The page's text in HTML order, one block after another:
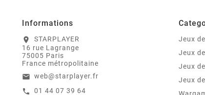
Informations
location_on
STARPLAYER
16 rue Lagrange
75005 Paris
France métropolitaine
email web@starplayer.fr
call 01 44 07 39 64
Jeux
Jeux
Jeux
Jeux